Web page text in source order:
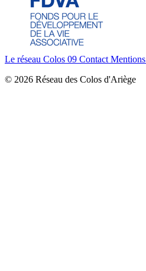
Le réseau Colos 09 Contact Mentions
© 2026 Réseau des Colos d'Ariège